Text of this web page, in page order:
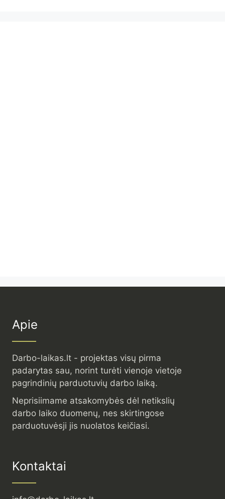
Apie
Darbo-laikas.lt - projektas visų pirma
padarytas sau, norint turėti vienoje vietoje
pagrindinių parduotuvių darbo laiką.
Neprisiimame atsakomybės dėl netikslių
darbo laiko duomenų, nes skirtingose
parduotuvėsji jis nuolatos keičiasi.
Kontaktai